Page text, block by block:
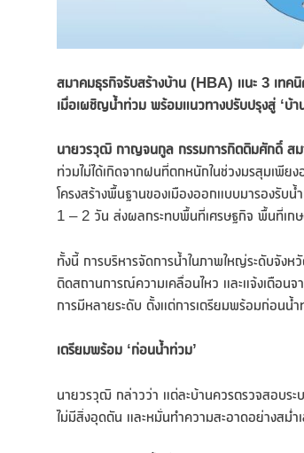
สมาคมธุรกิจรับสร้างบ้าน (HBA) แนะ 3 เทคนิ
เมื่อเผชิญน้ำท่วม พร้อมแนวทางปรับปรุงสู่ ‘บ้
นายวรวุฒิ กาญจนกูล กรรมการกิตติมศักดิ์ สม
ท่วมไม่ได้เกิดจากฝนที่ตกหนักในช่วงมรสุมเพี
โครงสร้างพื้นฐานของเมืองออกแบบมารองรับ
1 – 2 วัน ส่งผลกระทบพื้นที่เศรษฐกิจ พื้นที่เกษ
ทั้งนี้ การบริหารจัดการน้ำในภาพใหญ่ระดับจังห
ติดสถานการณ์ความเคลื่อนไหว และแจ้งเตือน
การมีหลายระดับ ตั้งแต่การเตรียมพร้อมก่อนน้
เตรียมพร้อม ‘ก่อนน้ำท่วม’
นายวรวุฒิ กล่าวว่า แต่ละบ้านควรตรวจสอบระ
ไม่มีสิ่งอุดตัน และหมั่นทำความสะอาดอย่างสม่ำ